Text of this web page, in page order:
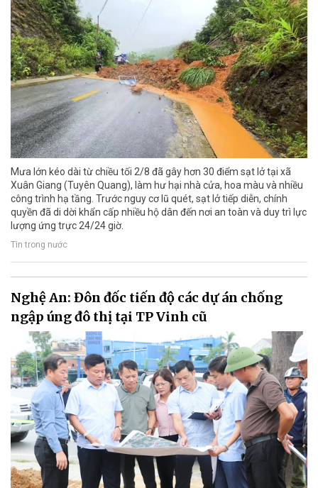
Mưa lớn kéo dài từ chiều tối 2/8 đã gây hơn 30 điểm sạt lở tại xã
Xuân Giang (Tuyên Quang), làm hư hại nhà cửa, hoa màu và nhiều
công trình hạ tầng. Trước nguy cơ lũ quét, sạt lở tiếp diễn, chính
quyền đã di dời khẩn cấp nhiều hộ dân đến nơi an toàn và duy trì lực
lượng ứng trực 24/24 giờ.
Tin trong nước
Nghệ An: Đôn đốc tiến độ các dự án chống
ngập úng đô thị tại TP Vinh cũ